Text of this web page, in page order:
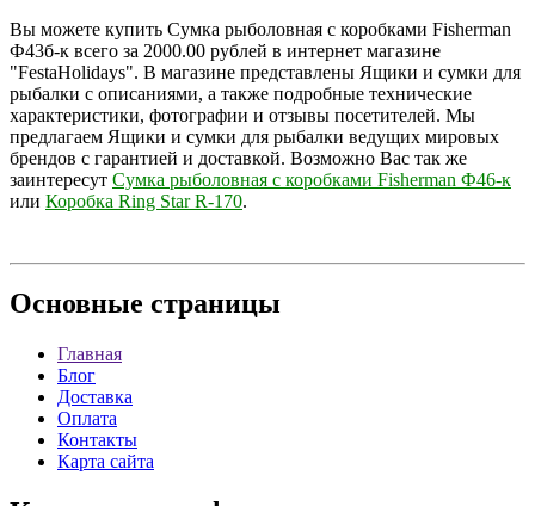
Вы можете купить Сумка рыболовная с коробками Fisherman
Ф43б-к всего за 2000.00 рублей в интернет магазине
"FestaHolidays". В магазине представлены Ящики и сумки для
рыбалки с описаниями, а также подробные технические
характеристики, фотографии и отзывы посетителей. Мы
предлагаем Ящики и сумки для рыбалки ведущих мировых
брендов с гарантией и доставкой. Возможно Вас так же
заинтересут Сумка рыболовная с коробками Fisherman Ф46-к
или Коробка Ring Star R-170.
Основные страницы
Главная
Блог
Доставка
Оплата
Контакты
Карта сайта